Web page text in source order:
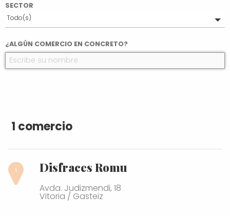
Ensanche
Casco Medieval
El Pilar
Coronación
Lovaina
Zabalgana
Judimendi
Txagorritxu
Santa Lucía
SECTOR
Todo(s)
¿ALGÚN COMERCIO EN CONCRETO?
1 comercio
Disfraces Romu
Avda. Judizmendi, 18
Vitoria / Gasteiz